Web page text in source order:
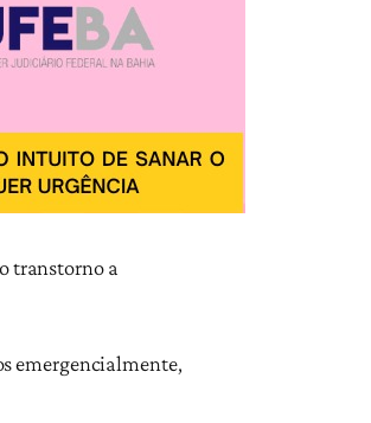
transtorno a
emergencialmente,